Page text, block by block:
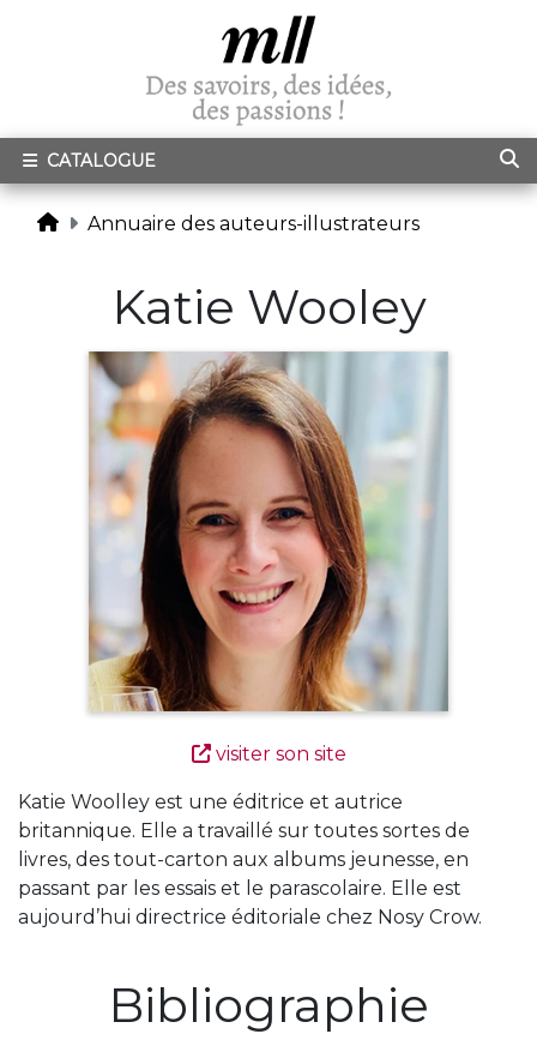
CATALOGUE
Annuaire des auteurs-illustrateurs
Katie Wooley
visiter son site
Katie Woolley est une éditrice et autrice
britannique. Elle a travaillé sur toutes sortes de
livres, des tout-carton aux albums jeunesse, en
passant par les essais et le parascolaire. Elle est
aujourd’hui directrice éditoriale chez Nosy Crow.
Bibliographie